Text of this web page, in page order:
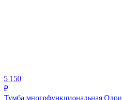
5 150
₽
Тумба многофункциональная Одри